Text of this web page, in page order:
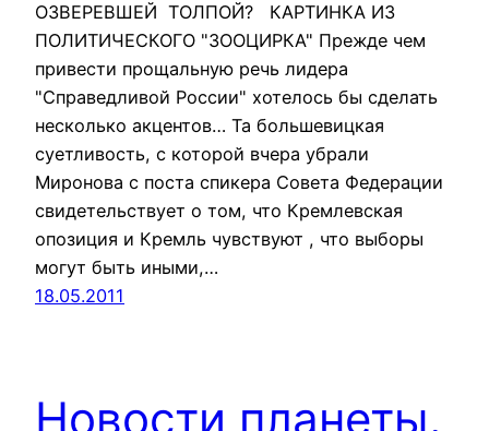
ОЗВЕРЕВШЕЙ ТОЛПОЙ? КАРТИНКА ИЗ
ПОЛИТИЧЕСКОГО "ЗООЦИРКА" Прежде чем
привести прощальную речь лидера
"Справедливой России" хотелось бы сделать
несколько акцентов… Та большевицкая
суетливость, с которой вчера убрали
Миронова с поста спикера Совета Федерации
свидетельствует о том, что Кремлевская
опозиция и Кремль чувствуют , что выборы
могут быть иными,…
18.05.2011
Новости планеты.